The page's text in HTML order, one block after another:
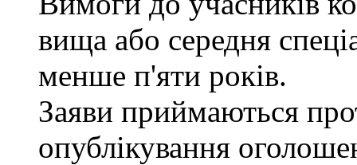
вища або середня
менше п'яти років.
Заяви приймаються
опублікування